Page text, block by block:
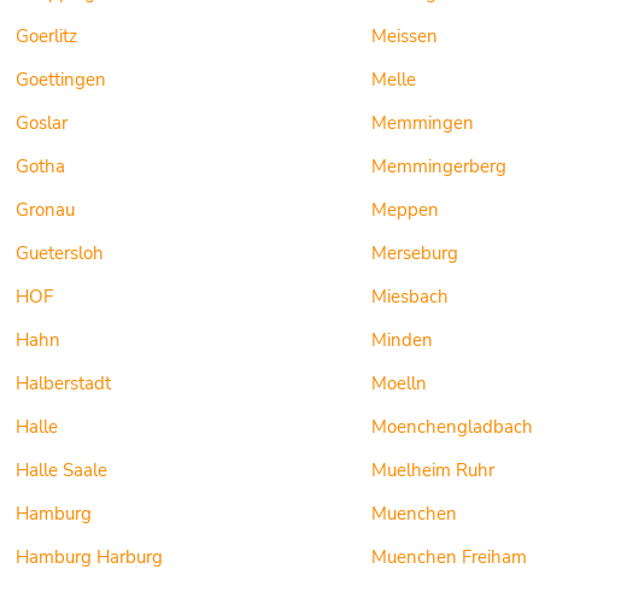
Goerlitz
Goettingen
Goslar
Gotha
Gronau
Guetersloh
HOF
Hahn
Halberstadt
Halle
Halle Saale
Hamburg
Hamburg Harburg
Meissen
Melle
Memmingen
Memmingerberg
Meppen
Merseburg
Miesbach
Minden
Moelln
Moenchengladbach
Muelheim Ruhr
Muenchen
Muenchen Freiham